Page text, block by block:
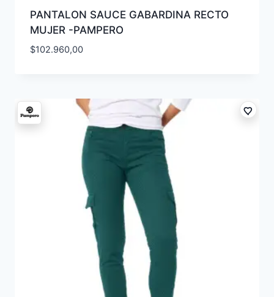
PANTALON SAUCE GABARDINA RECTO
MUJER -PAMPERO
$102.960,00